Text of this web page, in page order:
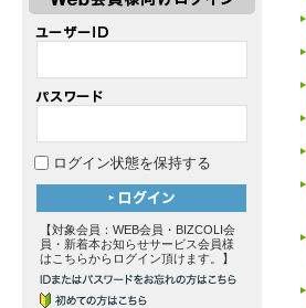
ログイン状態を保持する
【対象会員：WEB会員・BIZCOLI会
員・新着本お知らせサービス会員様
はこちらからログイン頂けます。】